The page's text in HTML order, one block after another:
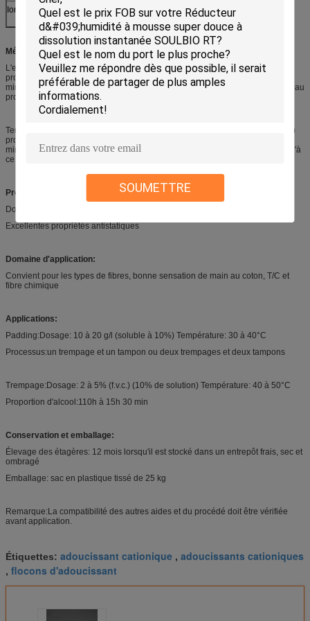
SOUMETTRE
Ionisation
Cationes
Méthode de dissolution:
L'eau chaude ((30°C): Ajouter les perles dans l'eau ((environ 30°C)
progressivement dans une proportion de 5 à 10%, les remuer pendant 3 à 5
min, puis les laisser à part pendant 3 à 4 heures,Remuer le mélange à nouveau
progressivement pour obtenir une pâte uniforme.
Température élevée: ajouter les perles dans de l' eau (température ambiante)
progressivement dans la proportion de 5 à 10%, les remuer pendant 3 à 5
min.chauffer jusqu'à 50 à 60 ° C et les remuer pendant 30 à 60 minutes jusqu'à
ce que les perles deviennent une pâte uniforme.Alors refroidis-le.
Propriétés:
Donner une fluidité, une douceur et une douceur supérieures au tissu
Excellentes propriétés antistatiques
Domaine d'application:
Convient pour les types de fibres, bonne sensation de main au coton, T/C et
fibre chimique
Applications:
Padding:Dosage: 10 à 20 g/l (soluble à 10%) Température: 30 à 40°C
Processus:un trempage et un tampon ou deux trempages et deux tampons
Trempage:Dosage: 2 à 5% (f.v.c.) (10% de solution) Température: 40 à 50°C
Proportion d'alcool:110h à 15h 30 min
Conservation et emballage:
Élevage des étagères: 12 mois lorsqu'il est stocké dans un entrepôt frais, sec et
ombragé
Emballage: sac en plastique tissé de 25 kg
Remarque:La compatibilité des autres aides et du procédé doit être vérifiée
avant application.
Étiquettes: adoucissant cationique , adoucissants cationiques
, flocons d'adoucissant